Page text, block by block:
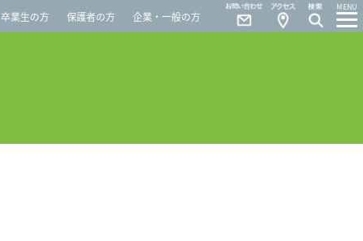
卒業生の方 保護者の方 企業・一般の方
MENU
Access
Contact